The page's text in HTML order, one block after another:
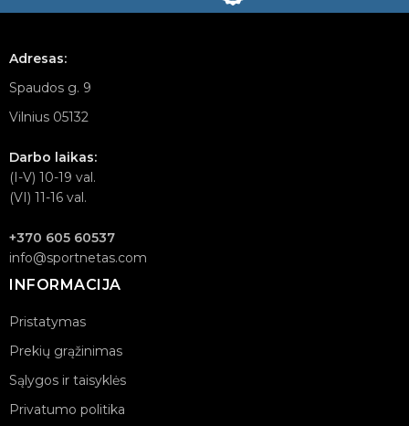
Adresas:
Spaudos g. 9
Vilnius 05132
Darbo laikas:
(I-V) 10-19 val.
(VI) 11-16 val.
+370 605 60537
info@sportnetas.com
INFORMACIJA
Pristatymas
Prekių grąžinimas
Sąlygos ir taisyklės
Privatumo politika